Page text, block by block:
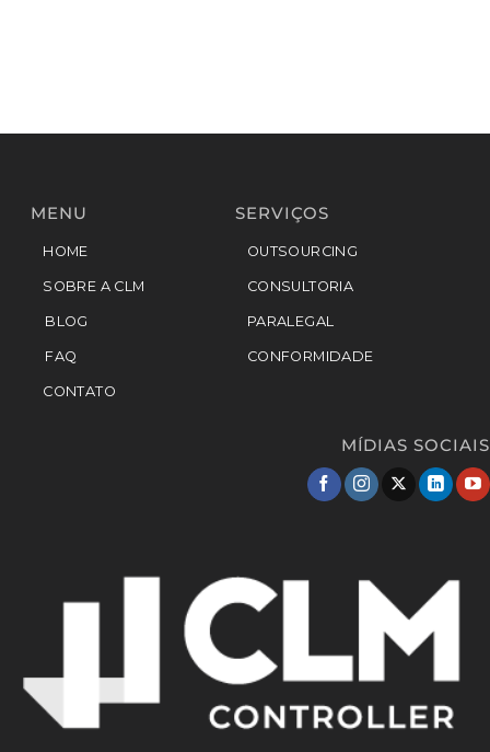
MENU
HOME
SOBRE A CLM
BLOG
FAQ
CONTATO
SERVIÇOS
OUTSOURCING
CONSULTORIA
PARALEGAL
CONFORMIDADE
MÍDIAS SOCIAIS